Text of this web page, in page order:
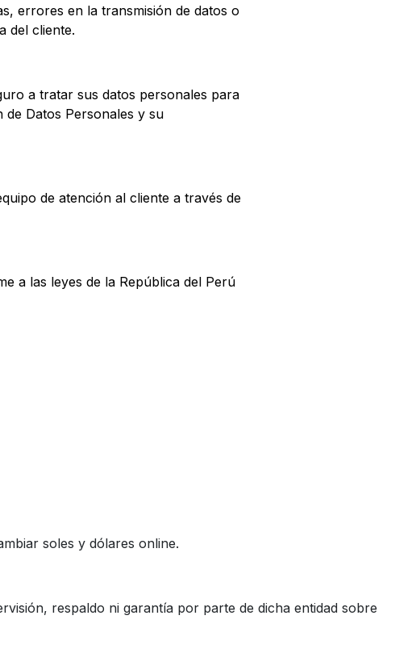
errores en la transmisión de datos o
del cliente.
a tratar sus datos personales para
Datos Personales y su
de atención al cliente a través de
a las leyes de la República del Perú
soles y dólares online.
respaldo ni garantía por parte de dicha entidad sobre